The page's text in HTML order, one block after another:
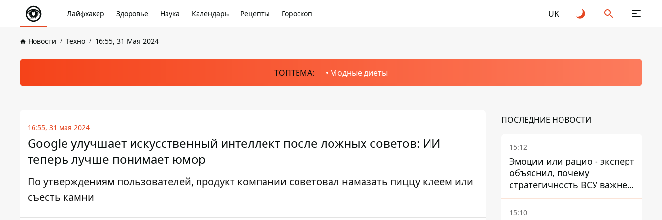
Лайфхакер Здоровье Наука Календарь Рецепты Гороскоп UK
Новости Техно 16:55, 31 Мая 2024
ТОПТЕМА: Модные диеты
16:55, 31 мая 2024
Google улучшает искусственный интеллект после ложных советов: ИИ
теперь лучше понимает юмор
По утверждениям пользователей, продукт компании советовал намазать пиццу клеем или
съесть камни
ПОСЛЕДНИЕ НОВОСТИ
15:12
Эмоции или рацио - эксперт
объяснил, почему
стратегичность ВСУ важнее
эмоциональных атак РФ
15:10